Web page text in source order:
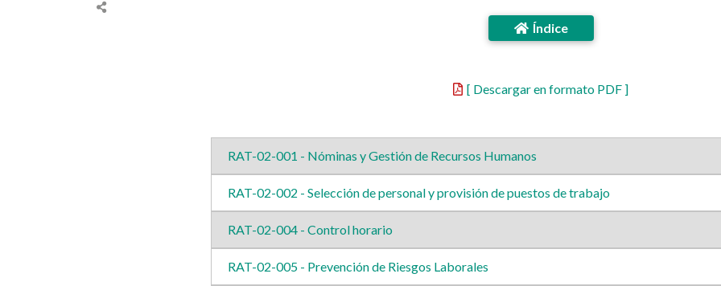
Índice
[ Descargar en formato PDF ]
RAT-02-001 - Nóminas y Gestión de Recursos Humanos
RAT-02-002 - Selección de personal y provisión de puestos de trabajo
RAT-02-004 - Control horario
RAT-02-005 - Prevención de Riesgos Laborales